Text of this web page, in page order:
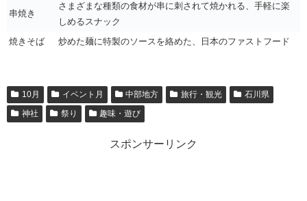
串焼き
さまざまな種類の食材が串に刺されて焼かれる、手軽に楽
しめるスナック
焼きそば
炒めた麺に特製のソースを絡めた、日本のファストフード
10月 イベント月 中部地方 旅行・観光
石川県
神社
祭り 趣味・遊び
スポンサーリンク